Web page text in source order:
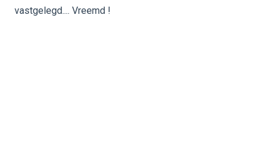
vastgelegd.... Vreemd !